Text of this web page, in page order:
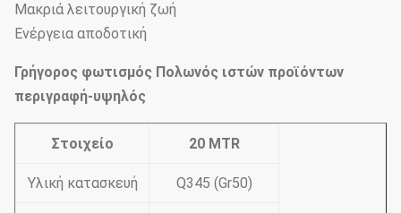
Μακριά λειτουργική ζωή
Ενέργεια αποδοτική
Γρήγορος φωτισμός Πολωνός ιστών προϊόντων
περιγραφή-υψηλός
Στοιχείο 20 MTR
Υλική κατασκευή Q345 (Gr50)